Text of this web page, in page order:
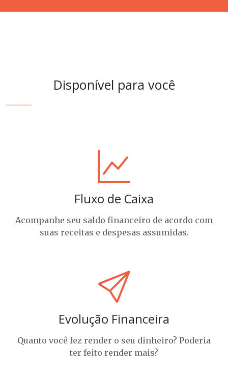
Disponível para você
Fluxo de Caixa
Acompanhe seu saldo financeiro de acordo com
suas receitas e despesas assumidas.
Evolução Financeira
Quanto você fez render o seu dinheiro? Poderia
ter feito render mais?